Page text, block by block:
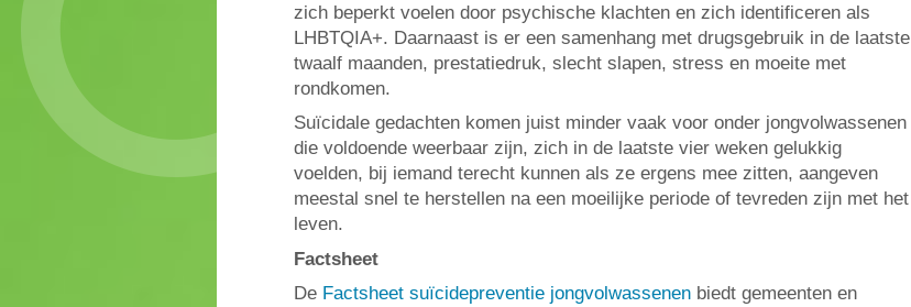
zich beperkt voelen door psychische klachten en zich identificeren als
LHBTQIA+. Daarnaast is er een samenhang met drugsgebruik in de laatste
twaalf maanden, prestatiedruk, slecht slapen, stress en moeite met
rondkomen.
Suïcidale gedachten komen juist minder vaak voor onder jongvolwassenen
die voldoende weerbaar zijn, zich in de laatste vier weken gelukkig
voelden, bij iemand terecht kunnen als ze ergens mee zitten, aangeven
meestal snel te herstellen na een moeilijke periode of tevreden zijn met het
leven.
Factsheet
De Factsheet suïcidepreventie jongvolwassenen biedt gemeenten en